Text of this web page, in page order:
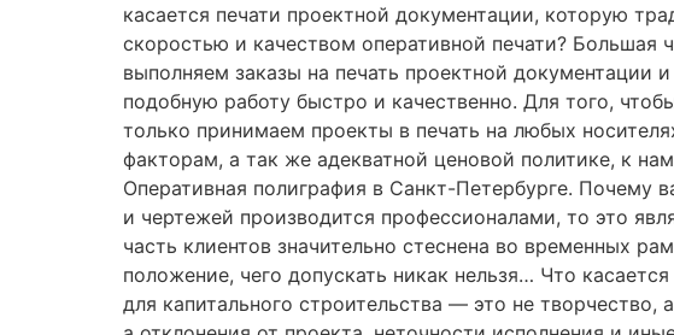
касается печати проектной документации, которую
скоростью и качеством оперативной печати?
выполняем заказы на печать проектной документации
подобную работу быстро и качественно. Для того,
только принимаем проекты в печать на любых
факторам, а так же адекватной ценовой политике, к
Оперативная полиграфия в Санкт-Петербурге. Почему
и чертежей производится профессионалами, то это
часть клиентов значительно стеснена во временных
положение, чего допускать никак нельзя… Что
для капитального строительства — это не